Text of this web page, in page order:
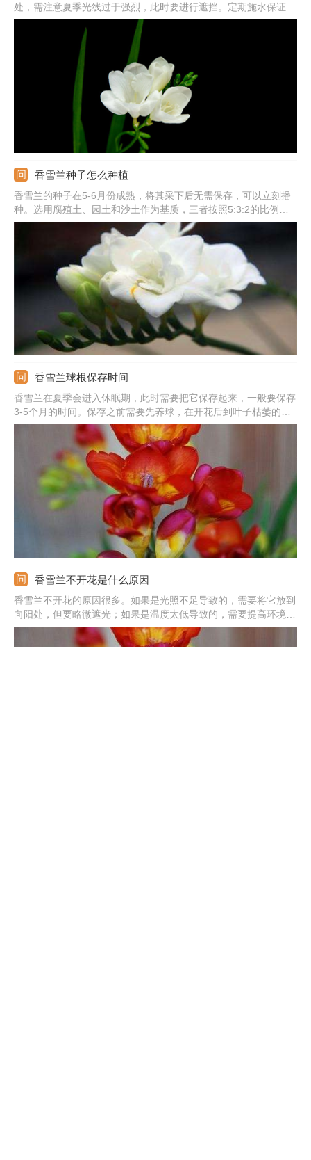
处，需注意夏季光线过于强烈，此时要进行遮挡。定期施水保证生
长，生长期要见干见湿，一般情况下每周浇水一次。上盆时加入腐
熟有机肥，生长中还需定期追肥。提供疏松、排水好、有机质丰富
的土质，每隔1-2年换盆一次。
香雪兰种子怎么种植
香雪兰的种子在5-6月份成熟，将其采下后无需保存，可以立刻播
种。选用腐殖土、园土和沙土作为基质，三者按照5:3:2的比例混
合，加入少量动物粪便作基肥。将种子撒在盆土表面，覆盖一层细
土，浇透水并保持基质的湿润。之后把它放到阴凉处，温度控制在
15-20℃之间。三周即可发芽。
香雪兰球根保存时间
香雪兰在夏季会进入休眠期，此时需要把它保存起来，一般要保存
3-5个月的时间。保存之前需要先养球，在开花后到叶子枯萎的这
段时间里要施点磷钾肥，但不宜浇水。等到叶子枯萎后，需要将种
球起出，清洗消毒后埋到湿沙中保存。也可以先在盆中放一个月，
之后再放到敞口容器中。等到9-10月份，重新栽种即可。
香雪兰不开花是什么原因
香雪兰不开花的原因很多。如果是光照不足导致的，需要将它放到
向阳处，但要略微遮光；如果是温度太低导致的，需要提高环境温
度，花芽分化期温度在12-15℃左右，花序生长期温度在18-20℃
左右；如果是浇水太多导致的，需要适度控水，两天浇一次即可；